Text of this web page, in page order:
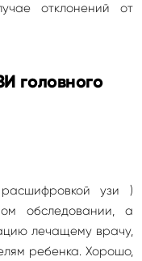
отклонений от
головного
узи )
обследовании, а
лечащему врачу,
ребенка. Хорошо,